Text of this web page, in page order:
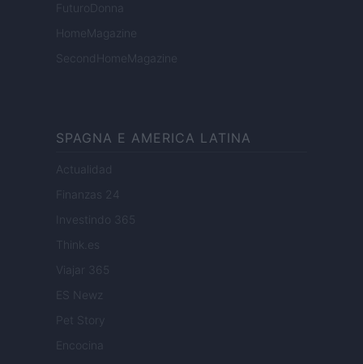
FuturoDonna
HomeMagazine
SecondHomeMagazine
SPAGNA E AMERICA LATINA
Actualidad
Finanzas 24
Investindo 365
Think.es
Viajar 365
ES Newz
Pet Story
Encocina